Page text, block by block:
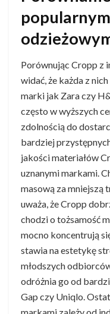
Porównując Cropp z
widać, że każda z
marki jak Zara czy
często w wyższych
zdolnością do
bardziej
jakości materiałów
uznanymi markami.
masową za mniejszą
uważa, że Cropp
chodzi o tożsamość
mocno koncentrują
stawia na estetykę
młodszych
odróżnia go od
Gap czy Uniqlo.